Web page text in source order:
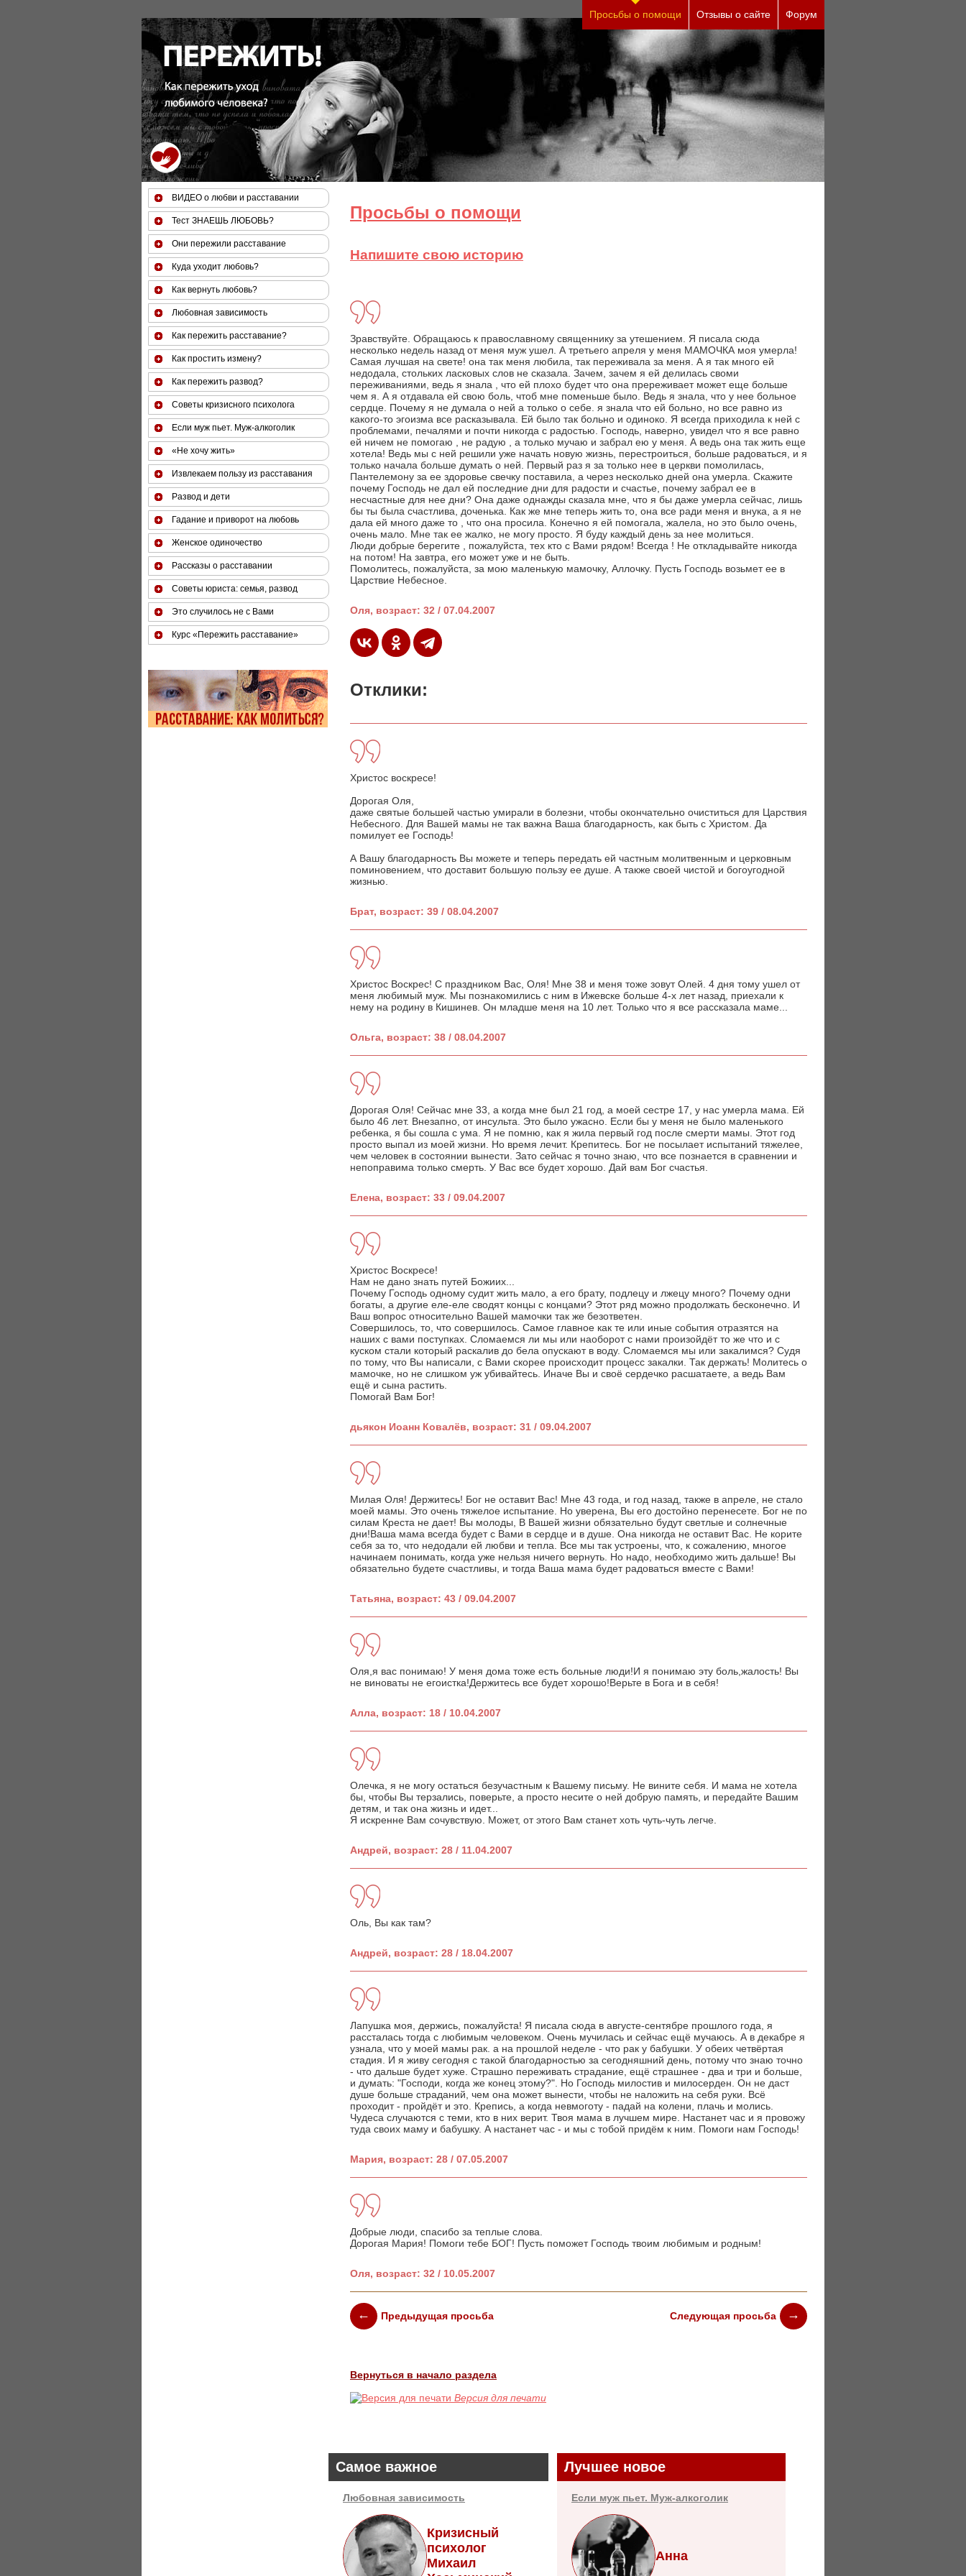
За 50 минут Вы можете оценить тяжесть своего состояния и его психологические причины
(бесплатно)
Просьбы о помощи Отзывы о сайте Форум
Просьбы о помощи
Напишите свою историю
Зравствуйте. Обращаюсь к православному священнику за утешением. Я писала сюда
несколько недель назад от меня муж ушел. А третьего апреля у меня МАМОЧКА моя умерла!
Самая лучшая на свете! она так меня любила, так переживала за меня. А я так много ей
недодала, стольких ласковых слов не сказала. Зачем, зачем я ей делилась своми
переживаниями, ведь я знала , что ей плохо будет что она пререживает может еще больше
чем я. А я отдавала ей свою боль, чтоб мне поменьше было. Ведь я знала, что у нее больное
сердце. Почему я не думала о ней а только о себе. я знала что ей больно, но все равно из
какого-то эгоизма все расказывала. Ей было так больно и одиноко. Я всегда приходила к ней с
проблемами, печалями и почти никогда с радостью. Господь, наверно, увидел что я все равно
ей ничем не помогаю , не радую , а только мучаю и забрал ею у меня. А ведь она так жить еще
хотела! Ведь мы с ней решили уже начать новую жизнь, перестроиться, больше радоваться, и я
только начала больше думать о ней. Первый раз я за только нее в церкви помолилась,
Пантелемону за ее здоровье свечку поставила, а через несколько дней она умерла. Скажите
почему Господь не дал ей последние дни для радости и счастье, почему забрал ее в
несчастные для нее дни? Она даже однажды сказала мне, что я бы даже умерла сейчас, лишь
бы ты была счастлива, доченька. Как же мне теперь жить то, она все ради меня и внука, а я не
дала ей много даже то , что она просила. Конечно я ей помогала, жалела, но это было очень,
очень мало. Мне так ее жалко, не могу просто. Я буду каждый день за нее молиться.
Люди добрые берегите , пожалуйста, тех кто с Вами рядом! Всегда ! Не откладывайте никогда
на потом! На завтра, его может уже и не быть.
Помолитесь, пожалуйста, за мою маленькую мамочку, Аллочку. Пусть Господь возьмет ее в
Царствие Небесное.
Оля, возраст: 32 / 07.04.2007
Отклики:
Христос воскресе!
Дорогая Оля,
даже святые большей частью умирали в болезни, чтобы окончательно очиститься для Царствия
Небесного. Для Вашей мамы не так важна Ваша благодарность, как быть с Христом. Да
помилует ее Господь!
А Вашу благодарность Вы можете и теперь передать ей частным молитвенным и церковным
поминовением, что доставит большую пользу ее душе. А также своей чистой и богоугодной
жизнью.
Брат, возраст: 39 / 08.04.2007
Христос Воскрес! С праздником Вас, Оля! Мне 38 и меня тоже зовут Олей. 4 дня тому ушел от
меня любимый муж. Мы познакомились с ним в Ижевске больше 4-х лет назад, приехали к
нему на родину в Кишинев. Он младше меня на 10 лет. Только что я все рассказала маме...
Ольга, возраст: 38 / 08.04.2007
Дорогая Оля! Сейчас мне 33, а когда мне был 21 год, а моей сестре 17, у нас умерла мама. Ей
было 46 лет. Внезапно, от инсульта. Это было ужасно. Если бы у меня не было маленького
ребенка, я бы сошла с ума. Я не помню, как я жила первый год после смерти мамы. Этот год
просто выпал из моей жизни. Но время лечит. Крепитесь. Бог не посылает испытаний тяжелее,
чем человек в состоянии вынести. Зато сейчас я точно знаю, что все познается в сравнении и
непоправима только смерть. У Вас все будет хорошо. Дай вам Бог счастья.
Елена, возраст: 33 / 09.04.2007
Христос Воскресе!
Нам не дано знать путей Божиих...
Почему Господь одному судит жить мало, а его брату, подлецу и лжецу много? Почему одни
богаты, а другие еле-еле сводят концы с концами? Этот ряд можно продолжать бесконечно. И
Ваш вопрос относительно Вашей мамочки так же безответен.
Совершилось, то, что совершилось. Самое главное как те или иные события отразятся на
наших с вами поступках. Сломаемся ли мы или наоборот с нами произойдёт то же что и с
куском стали который раскалив до бела опускают в воду. Сломаемся мы или закалимся? Судя
по тому, что Вы написали, с Вами скорее происходит процесс закалки. Так держать! Молитесь о
мамочке, но не слишком уж убивайтесь. Иначе Вы и своё сердечко расшатаете, а ведь Вам
ещё и сына растить.
Помогай Вам Бог!
дьякон Иоанн Ковалёв, возраст: 31 / 09.04.2007
Милая Оля! Держитесь! Бог не оставит Вас! Мне 43 года, и год назад, также в апреле, не стало
моей мамы. Это очень тяжелое испытание. Но уверена, Вы его достойно перенесете. Бог не по
силам Креста не дает! Вы молоды, В Вашей жизни обязательно будут светлые и солнечные
дни!Ваша мама всегда будет с Вами в сердце и в душе. Она никогда не оставит Вас. Не корите
себя за то, что недодали ей любви и тепла. Все мы так устроены, что, к сожалению, многое
начинаем понимать, когда уже нельзя ничего вернуть. Но надо, необходимо жить дальше! Вы
обязательно будете счастливы, и тогда Ваша мама будет радоваться вместе с Вами!
Татьяна, возраст: 43 / 09.04.2007
Оля,я вас понимаю! У меня дома тоже есть больные люди!И я понимаю эту боль,жалость! Вы
не виноваты не егоистка!Держитесь все будет хорошо!Верьте в Бога и в себя!
Алла, возраст: 18 / 10.04.2007
Олечка, я не могу остаться безучастным к Вашему письму. Не вините себя. И мама не хотела
бы, чтобы Вы терзались, поверьте, а просто несите о ней добрую память, и передайте Вашим
детям, и так она жизнь и идет...
Я искренне Вам сочувствую. Может, от этого Вам станет хоть чуть-чуть легче.
Андрей, возраст: 28 / 11.04.2007
Оль, Вы как там?
Андрей, возраст: 28 / 18.04.2007
Лапушка моя, держись, пожалуйста! Я писала сюда в августе-сентябре прошлого года, я
рассталась тогда с любимым человеком. Очень мучилась и сейчас ещё мучаюсь. А в декабре я
узнала, что у моей мамы рак. а на прошлой неделе - что рак у бабушки. У обеих четвёртая
стадия. И я живу сегодня с такой благодарностью за сегодняшний день, потому что знаю точно
- что дальше будет хуже. Страшно переживать страдание, ещё страшнее - два и три и больше,
и думать: "Господи, когда же конец этому?". Но Господь милостив и милосерден. Он не даст
душе больше страданий, чем она может вынести, чтобы не наложить на себя руки. Всё
проходит - пройдёт и это. Крепись, а когда невмоготу - падай на колени, плачь и молись.
Чудеса случаются с теми, кто в них верит. Твоя мама в лучшем мире. Настанет час и я провожу
туда своих маму и бабушку. А настанет час - и мы с тобой придём к ним. Помоги нам Господь!
Мария, возраст: 28 / 07.05.2007
Добрые люди, спасибо за теплые слова.
Дорогая Мария! Помоги тебе БОГ! Пусть поможет Господь твоим любимым и родным!
Оля, возраст: 32 / 10.05.2007
Предыдущая просьба Следующая просьба
Вернуться в начало раздела
Версия для печати
Самое важное
Любовная зависимость
Кризисный
психолог
Михаил
Лучшее новое
Если муж пьет. Муж-алкоголик
Анна
ВИДЕО о любви и расставании
Тест ЗНАЕШЬ ЛЮБОВЬ?
Они пережили расставание
Куда уходит любовь?
Как вернуть любовь?
Любовная зависимость
Как пережить расставание?
Как простить измену?
Как пережить развод?
Советы кризисного психолога
Если муж пьет. Муж-алкоголик
«Не хочу жить»
Извлекаем пользу из расставания
Развод и дети
Гадание и приворот на любовь
Женское одиночество
Рассказы о расставании
Советы юриста: семья, развод
Это случилось не с Вами
Курс «Пережить расставание»